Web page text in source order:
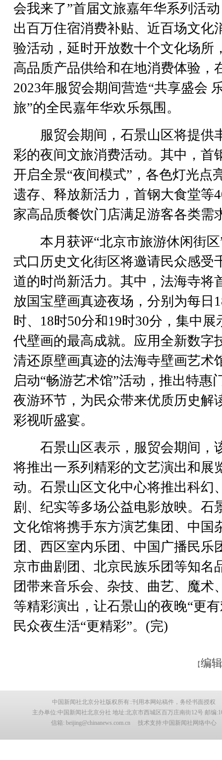
会我来了”首届文旅嘉年华系列活
出百万住宿消费补贴、近百场文化
验活动，延时开放数十个文化场所
高品质产品供给和在地消费体验，
2023年服贸会期间营造“共享盛会
旅”的全民嘉年华欢乐氛围。
服贸会期间，石景山区将提供
彩的夜间文旅消费活动。其中，首
开启全景“夜间模式”，各色灯光点
遗存、释放新活力，首钢大食堂等
家高品质餐饮门店满足游客各类需
本月获评“北京市旅游休闲街区
式口历史文化街区将邀请民众感受
道的时尚新活力。其中，法海寺将
放国宝壁画真迹夜场，分别为每日
时、18时50分和19时30分，集中展
代壁画的最高成就。应用全新数字
清还原壁画真迹的法海寺壁画艺术
启动“畅游艺术馆”活动，推出特惠
夜游环节，为民众带来优质历史解
彩视听盛宴。
石景山区表示，服贸会期间，
将推出一系列精彩的文艺演出和展
动。石景山区文化中心将推出科幻
剧、纪实等多场公益电影放映。石
文化馆将携手东方演艺集团、中国
团、西区室内乐团、中国广播民乐
京市曲剧团、北京民族乐团等知名
团带来音乐会、杂技、曲艺、魔术
等精彩演出，让石景山的夜晚“更
民众夜生活“更精彩”。(完)
【编
中国新闻社北京分社版权所有::刊用本网站稿件，务经书面授权
主办单位:中国新闻社北京分社 地址:北京市西城区百万庄南街12号 邮编
信箱: beijing@chinanews.com.cn 技术支持:中国新闻社网络中心